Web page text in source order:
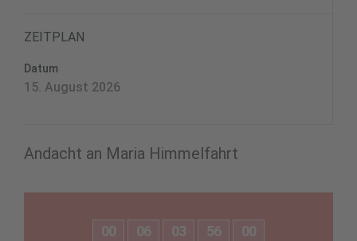
ZEITPLAN
Datum
15. August 2026
Andacht an Maria Himmelfahrt
00 06 03 56 00